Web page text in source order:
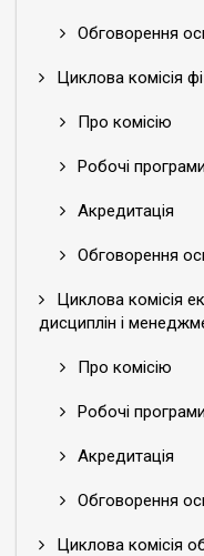
Обговорення
Циклова комісія
Про комісію
Робочі
Акредитація
Обговорення
Циклова комісія
дисциплін і
Про комісію
Робочі
Акредитація
Обговорення
Циклова комісія